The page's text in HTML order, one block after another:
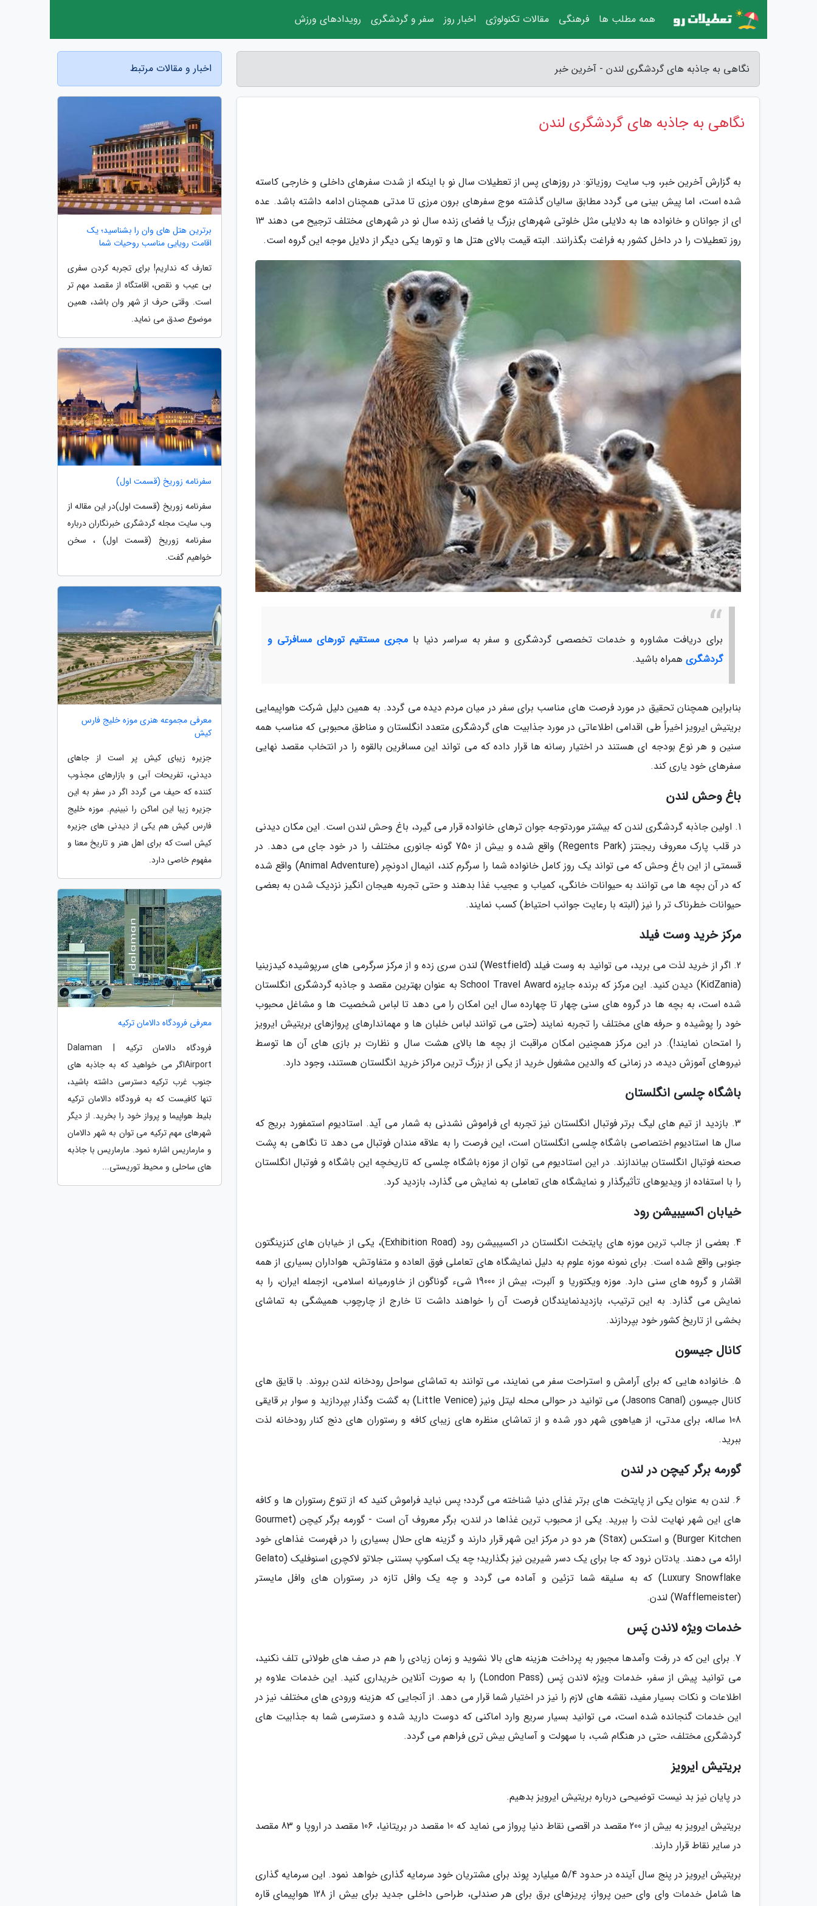
نگاهی به جاذبه های گردشگری لندن - آخرین خبر
نگاهی به جاذبه های گردشگری لندن
به گزارش آخرین خبر، وب سایت روزیاتو: در روزهای پس از تعطیلات سال نو با اینکه از شدت سفرهای داخلی و خارجی کاسته
شده است، اما پیش بینی می گردد مطابق سالیان گذشته موج سفرهای برون مرزی تا مدتی همچنان ادامه داشته باشد. عده
ای از جوانان و خانواده ها به دلایلی مثل خلوتی شهرهای بزرگ یا فضای زنده سال نو در شهرهای مختلف ترجیح می دهند 13
روز تعطیلات را در داخل کشور به فراغت بگذرانند. البته قیمت بالای هتل ها و تورها یکی دیگر از دلایل موجه این گروه است.
برای دریافت مشاوره و خدمات تخصصی گردشگری و سفر به سراسر دنیا بامجری مستقیم تورهای مسافرتی و
گردشگری همراه باشید.
بنابراین همچنان تحقیق در مورد فرصت های مناسب برای سفر در میان مردم دیده می گردد. به همین دلیل شرکت هواپیمایی
بریتیش ایرویز اخیراً طی اقدامی اطلاعاتی در مورد جذابیت های گردشگری متعدد انگلستان و مناطق محبوبی که مناسب همه
سنین و هر نوع بودجه ای هستند در اختیار رسانه ها قرار داده که می تواند این مسافرین بالقوه را در انتخاب مقصد نهایی
سفرهای خود یاری کند.
باغ وحش لندن
1. اولین جاذبه گردشگری لندن که بیشتر موردتوجه جوان ترهای خانواده قرار می گیرد، باغ وحش لندن است. این مکان دیدنی
در قلب پارک معروف ریجنتز (Regents Park) واقع شده و بیش از 750 گونه جانوری مختلف را در خود جای می دهد. در
قسمتی از این باغ وحش که می تواند یک روز کامل خانواده شما را سرگرم کند، انیمال ادونچر (Animal Adventure) واقع شده
که در آن بچه ها می توانند به حیوانات خانگی، کمیاب و عجیب غذا بدهند و حتی تجربه هیجان انگیز نزدیک شدن به بعضی
حیوانات خطرناک تر را نیز (البته با رعایت جوانب احتیاط) کسب نمایند.
مرکز خرید وست فیلد
2. اگر از خرید لذت می برید، می توانید به وست فیلد (Westfield) لندن سری زده و از مرکز سرگرمی های سرپوشیده کیدزینیا
(KidZania) دیدن کنید. این مرکز که برنده جایزه School Travel Award به عنوان بهترین مقصد و جاذبه گردشگری انگلستان
شده است، به بچه ها در گروه های سنی چهار تا چهارده سال این امکان را می دهد تا لباس شخصیت ها و مشاغل محبوب
خود را پوشیده و حرفه های مختلف را تجربه نمایند (حتی می توانند لباس خلبان ها و مهماندارهای پروازهای بریتیش ایرویز
را امتحان نمایند!). در این مرکز همچنین امکان مراقبت از بچه ها بالای هشت سال و نظارت بر بازی های آن ها توسط
نیروهای آموزش دیده، در زمانی که والدین مشغول خرید از یکی از بزرگ ترین مراکز خرید انگلستان هستند، وجود دارد.
باشگاه چلسی انگلستان
3. بازدید از تیم های لیگ برتر فوتبال انگلستان نیز تجربه ای فراموش نشدنی به شمار می آید. استادیوم استمفورد بریج که
سال ها استادیوم اختصاصی باشگاه چلسی انگلستان است، این فرصت را به علاقه مندان فوتبال می دهد تا نگاهی به پشت
صحنه فوتبال انگلستان بیاندازند. در این استادیوم می توان از موزه باشگاه چلسی که تاریخچه این باشگاه و فوتبال انگلستان
را با استفاده از ویدیوهای تأثیرگذار و نمایشگاه های تعاملی به نمایش می گذارد، بازدید کرد.
خیابان اکسیبیشن رود
4. بعضی از جالب ترین موزه های پایتخت انگلستان در اکسیبیشن رود (Exhibition Road)، یکی از خیابان های کنزینگتون
جنوبی واقع شده است. برای نمونه موزه علوم به دلیل نمایشگاه های تعاملی فوق العاده و متفاوتش، هواداران بسیاری از همه
اقشار و گروه های سنی دارد. موزه ویکتوریا و آلبرت، بیش از 19000 شیء گوناگون از خاورمیانه اسلامی، ازجمله ایران، را به
نمایش می گذارد. به این ترتیب، بازدیدنمایندگان فرصت آن را خواهند داشت تا خارج از چارچوب همیشگی به تماشای
بخشی از تاریخ کشور خود بپردازند.
کانال جیسون
5. خانواده هایی که برای آرامش و استراحت سفر می نمایند، می توانند به تماشای سواحل رودخانه لندن بروند. با قایق های
کانال جیسون (Jasons Canal) می توانید در حوالی محله لیتل ونیز (Little Venice) به گشت وگذار بپردازید و سوار بر قایقی
108 ساله، برای مدتی، از هیاهوی شهر دور شده و از تماشای منظره های زیبای کافه و رستوران های دنج کنار رودخانه لذت
ببرید.
گورمه برگر کیچن در لندن
6. لندن به عنوان یکی از پایتخت های برتر غذای دنیا شناخته می گردد؛ پس نباید فراموش کنید که از تنوع رستوران ها و کافه
های این شهر نهایت لذت را ببرید. یکی از محبوب ترین غذاها در لندن، برگر معروف آن است - گورمه برگر کیچن (Gourmet
Burger Kitchen) و استکس (Stax) هر دو در مرکز این شهر قرار دارند و گزینه های حلال بسیاری را در فهرست غذاهای خود
ارائه می دهند. یادتان نرود که جا برای یک دسر شیرین نیز بگذارید؛ چه یک اسکوپ بستنی جلاتو لاکچری اسنوفلیک (Gelato
Luxury Snowflake) که به سلیقه شما تزئین و آماده می گردد و چه یک وافل تازه در رستوران های وافل مایستر
(Wafflemeister) لندن.
خدمات ویژه لاندن پَس
7. برای این که در رفت وآمدها مجبور به پرداخت هزینه های بالا نشوید و زمان زیادی را هم در صف های طولانی تلف نکنید،
می توانید پیش از سفر، خدمات ویژه لاندن پَس (London Pass) را به صورت آنلاین خریداری کنید. این خدمات علاوه بر
اطلاعات و نکات بسیار مفید، نقشه های لازم را نیز در اختیار شما قرار می دهد. از آنجایی که هزینه ورودی های مختلف نیز در
این خدمات گنجانده شده است، می توانید بسیار سریع وارد اماکنی که دوست دارید شده و دسترسی شما به جذابیت های
گردشگری مختلف، حتی در هنگام شب، با سهولت و آسایش بیش تری فراهم می گردد.
بریتیش ایرویز
در پایان نیز بد نیست توضیحی درباره بریتیش ایرویز بدهیم.
بریتیش ایرویز به بیش از 200 مقصد در اقصی نقاط دنیا پرواز می نماید که 10 مقصد در بریتانیا، 106 مقصد در اروپا و 83 مقصد
در سایر نقاط قرار دارند.
بریتیش ایرویز در پنج سال آینده در حدود 5/4 میلیارد پوند برای مشتریان خود سرمایه گذاری خواهد نمود. این سرمایه گذاری
ها شامل خدمات وای وای حین پرواز، پریزهای برق برای هر صندلی، طراحی داخلی جدید برای بیش از 128 هواپیمای قاره
اخبار و مقالات مرتبط
برترین هتل های وان را بشناسید؛ یک
اقامت رویایی مناسب روحیات شما
تعارف که نداریم! برای تجربه کردن سفری
بی عیب و نقص، اقامتگاه از مقصد مهم تر
است. وقتی حرف از شهر وان باشد، همین
موضوع صدق می نماید.
سفرنامه زوریخ (قسمت اول)
سفرنامه زوریخ (قسمت اول)در این مقاله از
وب سایت مجله گردشگری خبرنگاران درباره
سفرنامه زوریخ (قسمت اول) ، سخن
خواهیم گفت.
معرفی مجموعه هنری موزه خلیج فارس
کیش
جزیره زیبای کیش پر است از جاهای
دیدنی، تفریحات آبی و بازارهای مجذوب
کننده که حیف می گردد اگر در سفر به این
جزیره زیبا این اماکن را نبینیم. موزه خلیج
فارس کیش هم یکی از دیدنی های جزیره
کیش است که برای اهل هنر و تاریخ معنا و
مفهوم خاصی دارد.
معرفی فرودگاه دالامان ترکیه
فرودگاه دالامان ترکیه | Dalaman
Airportاگر می خواهید که به جاذبه های
جنوب غرب ترکیه دسترسی داشته باشید،
تنها کافیست که به فرودگاه دالامان ترکیه
بلیط هواپیما و پرواز خود را بخرید. از دیگر
شهرهای مهم ترکیه می توان به شهر دالامان
و مارماریس اشاره نمود. مارماریس با جاذبه
های ساحلی و محیط توریستی...
همه مطلب ها فرهنگی مقالات تکنولوژی اخبار روز سفر و گردشگری رویدادهای ورزش